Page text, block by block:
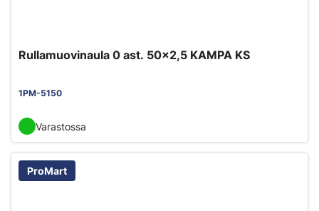
Rullamuovinaula 0 ast. 50x2,5 KAMPA KS
1PM-5150
Varastossa
ProMart